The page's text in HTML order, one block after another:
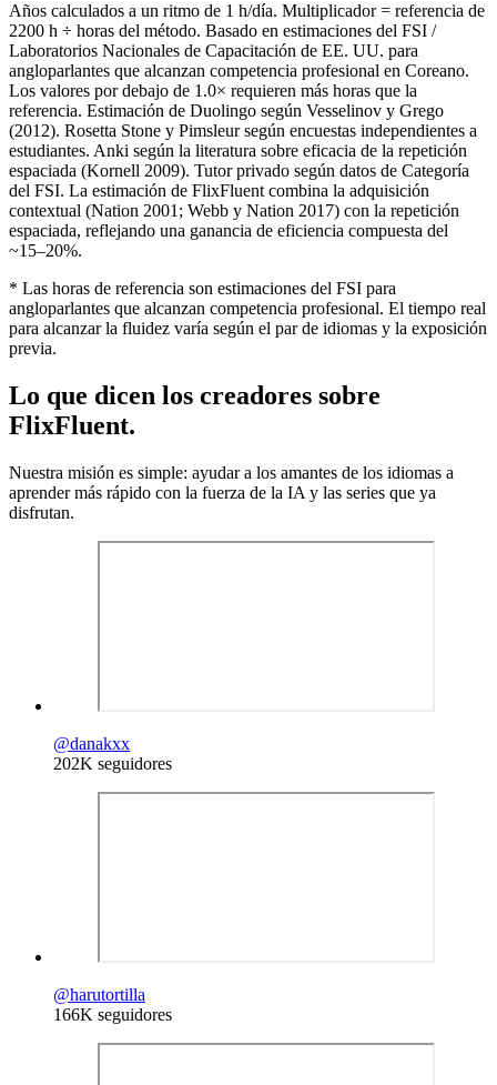
Años calculados a un ritmo de 1 h/día. Multiplicador = referencia de
2200 h ÷ horas del método. Basado en estimaciones del FSI /
Laboratorios Nacionales de Capacitación de EE. UU. para
angloparlantes que alcanzan competencia profesional en Coreano.
Los valores por debajo de 1.0× requieren más horas que la
referencia. Estimación de Duolingo según Vesselinov y Grego
(2012). Rosetta Stone y Pimsleur según encuestas independientes a
estudiantes. Anki según la literatura sobre eficacia de la repetición
espaciada (Kornell 2009). Tutor privado según datos de Categoría
del FSI. La estimación de FlixFluent combina la adquisición
contextual (Nation 2001; Webb y Nation 2017) con la repetición
espaciada, reflejando una ganancia de eficiencia compuesta del
~15–20%.
* Las horas de referencia son estimaciones del FSI para
angloparlantes que alcanzan competencia profesional. El tiempo real
para alcanzar la fluidez varía según el par de idiomas y la exposición
previa.
Lo que dicen los creadores sobre
FlixFluent.
Nuestra misión es simple: ayudar a los amantes de los idiomas a
aprender más rápido con la fuerza de la IA y las series que ya
disfrutan.
@danakxx
202K seguidores
@harutortilla
166K seguidores